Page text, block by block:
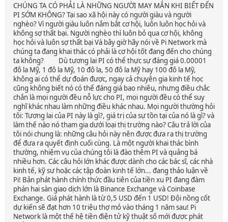
CHÚNG TA CÓ PHẢI LÀ NHỮNG NGƯỜI MAY MẮN KHI BIẾT ĐẾN
PI SỚM KHÔNG? Tại sao xã hội này có người giàu và người
nghèo? Vì người giàu luôn nắm bắt cơ hội, luôn luôn học hỏi và
không sợ thất bại. Người nghèo thì luôn bỏ qua cơ hội, không
học hỏi và luôn sợ thất bại Và bây giờ hãy nói về Pi Network mà
chúng ta đang khai thác có phải là cơ hội tốt đang đến cho chúng
ta không? Dù tương lai PI có thể thực sự đáng giá 0.00001
đô la Mỹ, 1 đô la Mỹ, 10 đô la, 50 đô la Mỹ hay 100 đô la Mỹ,
không ai có thể dự đoán được, ngay cả chuyên gia kinh tế học
cũng không biết nó có thể đáng giá bao nhiêu, nhưng điều chắc
chắn là mọi người đều nỗ lực cho PI, mọi người đều có thể suy
nghĩ khác nhau làm những điều khác nhau. Mọi người thường hỏi
tôi: Tương lai của PI này là gì?, giá trị của sự tồn tại của nó là gì? và
làm thế nào nó tham gia dưới loại thị trường nào? Câu trả lời của
tôi nói chung là: những câu hỏi này nên được đưa ra thị trường
để đưa ra quyết định cuối cùng. Là một người khai thác bình
thường, nhiệm vụ của chúng tôi là đào thêm PI và quảng bá
nhiều hơn. Các câu hỏi lớn khác được dành cho các bác sĩ, các nhà
kinh tế, kỹ sư hoặc các tập đoàn kinh tế lớn... đang thảo luận về
Pi! Bản phát hành chính thức đầu tiên của tiền xu PI đang đàm
phán hai sàn giao dịch lớn là Binance Exchange và Coinbase
Exchange. Giá phát hành là từ 0,5 USD đến 1 USD! Đội nồng cốt
dự kiến ​​sẽ đạt hơn 10 triệu thợ mỏ vào tháng 1 năm sau! Pi
Network là một thế hệ tiền điện tử kỹ thuật số mới được phát